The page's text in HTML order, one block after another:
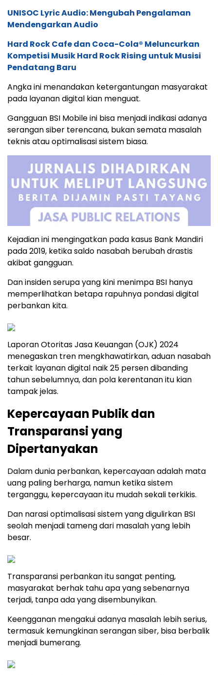
UNISOC Lyric Audio: Mengubah Pengalaman
Mendengarkan Audio
Hard Rock Cafe dan Coca-Cola® Meluncurkan
Kompetisi Musik Hard Rock Rising untuk Musisi
Pendatang Baru
Angka ini menandakan ketergantungan masyarakat
pada layanan digital kian menguat.
Gangguan BSI Mobile ini bisa menjadi indikasi adanya
serangan siber terencana, bukan semata masalah
teknis atau optimalisasi sistem biasa.
Kejadian ini mengingatkan pada kasus Bank Mandiri
pada 2019, ketika saldo nasabah berubah drastis
akibat gangguan.
Dan insiden serupa yang kini menimpa BSI hanya
memperlihatkan betapa rapuhnya pondasi digital
perbankan kita.
Laporan Otoritas Jasa Keuangan (OJK) 2024
menegaskan tren mengkhawatirkan, aduan nasabah
terkait layanan digital naik 25 persen dibanding
tahun sebelumnya, dan pola kerentanan itu kian
tampak jelas.
Kepercayaan Publik dan
Transparansi yang
Dipertanyakan
Dalam dunia perbankan, kepercayaan adalah mata
uang paling berharga, namun ketika sistem
terganggu, kepercayaan itu mudah sekali terkikis.
Dan narasi optimalisasi sistem yang digulirkan BSI
seolah menjadi tameng dari masalah yang lebih
besar.
Transparansi perbankan itu sangat penting,
masyarakat berhak tahu apa yang sebenarnya
terjadi, tanpa ada yang disembunyikan.
Keengganan mengakui adanya masalah lebih serius,
termasuk kemungkinan serangan siber, bisa berbalik
menjadi bumerang.